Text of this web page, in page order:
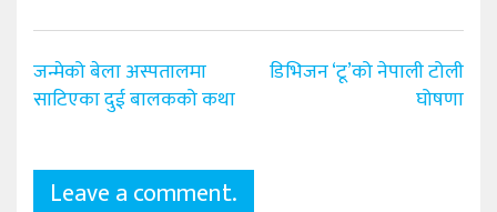
Post
navigation
जन्मेको बेला अस्पतालमा
साटिएका दुई बालकको कथा
डिभिजन ‘टू’को नेपाली टोली
घोषणा
Leave a comment.